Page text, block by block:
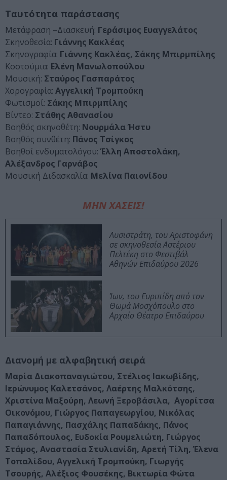
Ταυτότητα παράστασης
Μετάφραση –Διασκευή: Γεράσιμος Ευαγγελάτος
Σκηνοθεσία: Γιάννης Κακλέας
Σκηνογραφία: Γιάννης Κακλέας, Σάκης Μπιρμπίλης
Κοστούμια: Ελένη Μανωλοπούλου
Μουσική: Σταύρος Γασπαράτος
Χορογραφία: Αγγελική Τρομπούκη
Φωτισμοί: Σάκης Μπιρμπίλης
Βίντεο: Στάθης Αθανασίου
Βοηθός σκηνοθέτη: Νουρμάλα Ήστυ
Βοηθός συνθέτη: Πάνος Τσίγκος
Βοηθοί ενδυματολόγου: Έλλη Αποστολάκη,
Αλέξανδρος Γαρνάβος
Μουσική Διδασκαλία: Μελίνα Παιονίδου
ΜΗΝ ΧΑΣΕΙΣ!
Λυσιστράτη, του Αριστοφάνη
σε σκηνοθεσία Αστέριου
Πελτέκη στο Φεστιβάλ
Αθηνών Επιδαύρου 2026
Ίων, του Ευριπίδη από τον
Θωμά Μοσχόπουλο στο
Αρχαίο Θέατρο Επιδαύρου
Διανομή με αλφαβητική σειρά
Μαρία Διακοπαναγιώτου, Στέλιος Ιακωβίδης,
Ιερώνυμος Καλετσάνος, Λαέρτης Μαλκότσης,
Χριστίνα Μαξούρη, Λεωνή Ξεροβάσιλα, Αγορίτσα
Οικονόμου, Γιώργος Παπαγεωργίου, Νικόλας
Παπαγιάννης, Πασχάλης Παπαδάκης, Πάνος
Παπαδόπουλος, Ευδοκία Ρουμελιώτη, Γιώργος
Στάμος, Αναστασία Στυλιανίδη, Αρετή Τίλη, Έλενα
Τοπαλίδου, Αγγελική Τρομπούκη, Γιωργής
Τσουρής, Αλέξιος Φουσέκης, Βικτωρία Φώτα